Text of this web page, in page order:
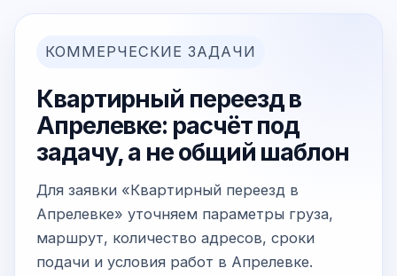
КОММЕРЧЕСКИЕ ЗАДАЧИ
Квартирный переезд в
Апрелевке: расчёт под
задачу, а не общий шаблон
Для заявки «Квартирный переезд в
Апрелевке» уточняем параметры груза,
маршрут, количество адресов, сроки
подачи и условия работ в Апрелевке.